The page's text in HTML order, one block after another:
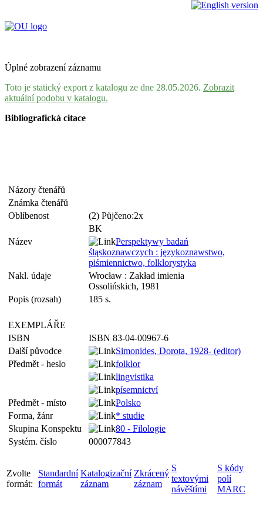
Úplné zobrazení záznamu
Toto je statický export z katalogu ze dne 28.05.2026. Zobrazit
aktuální podobu v katalogu.
Bibliografická citace
Názory čtenářů
Známka čtenářů
Oblíbenost
(2) Půjčeno:2x
BK
Název
Perspektywy badań
śląskoznawczych : językoznawstwo,
piśmiennictwo, folklorystyka
Nakl. údaje
Wrocław : Zakład imienia
Ossolińskich, 1981
Popis (rozsah)
185 s.
EXEMPLÁŘE
ISBN
ISBN 83-04-00967-6
Další původce
Simonides, Dorota, 1928- (editor)
Předmět - heslo
folklor
lingvistika
písemnictví
Předmět - místo
Polsko
Forma, žánr
* studie
Skupina Konspektu
80 - Filologie
Systém. číslo
000077843
Zvolte
formát:
Standardní
formát
Katalogizační
záznam
Zkrácený
záznam
S
textovými
návěštími
S kódy
polí
MARC